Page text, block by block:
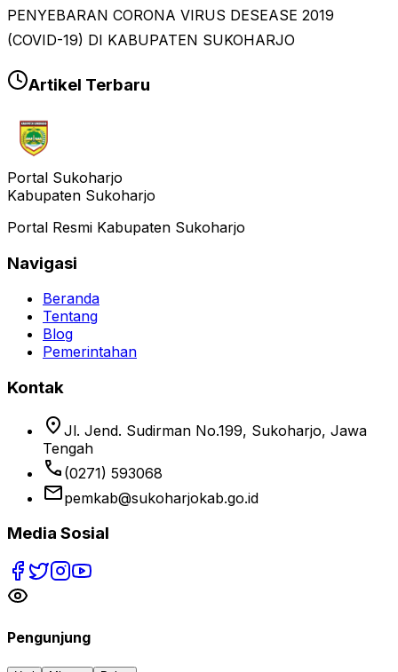
PENYEBARAN CORONA VIRUS DESEASE 2019
(COVID-19) DI KABUPATEN SUKOHARJO
Artikel Terbaru
Portal Sukoharjo
Kabupaten Sukoharjo
Portal Resmi Kabupaten Sukoharjo
Navigasi
Beranda
Tentang
Blog
Pemerintahan
Kontak
location_on Jl. Jend. Sudirman No.199, Sukoharjo, Jawa
Tengah
phone (0271) 593068
emailpemkab@sukoharjokab.go.id
Media Sosial
Pengunjung